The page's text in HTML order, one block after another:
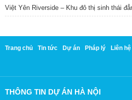
Việt Yên Riverside – Khu đô thị sinh thái
Trang chủ Tin tức Dự án Pháp lý Liên hệ
THÔNG TIN DỰ ÁN HÀ NỘI